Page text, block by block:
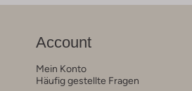
Account
Mein Konto
Häufig gestellte Fragen